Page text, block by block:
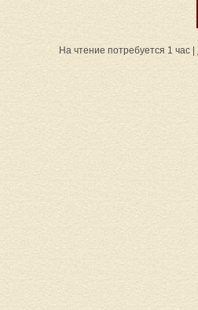
На чтение потребуется 1 час |